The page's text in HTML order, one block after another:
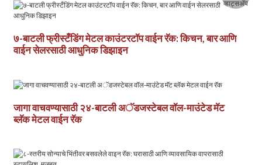
७-बाटली फ्रीस्टँडिंग मेटल काउंटरटॉप वाईन रॅक: किचन, बार आणि
वाईन सेलरसाठी आधुनिक डिझाइन
जागा वाचवण्यासाठी २४-बाटली अॅडजस्टेबल वॉल-माउंटेड मॅट
ब्लॅक मेटल वाईन रॅक